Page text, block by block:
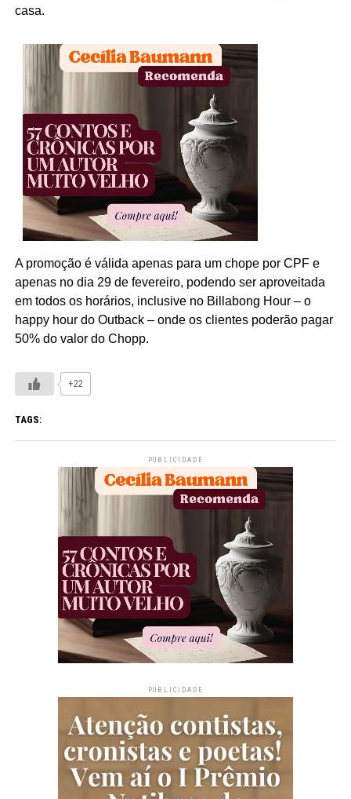
casa.
A promoção é válida apenas para um chope por CPF e
apenas no dia 29 de fevereiro, podendo ser aproveitada
em todos os horários, inclusive no Billabong Hour – o
happy hour do Outback – onde os clientes poderão pagar
50% do valor do Chopp.
+22
TAGS:
PUBLICIDADE
PUBLICIDADE